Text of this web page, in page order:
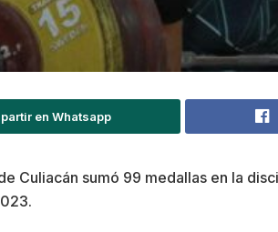
en Whatsapp
Culiacán sumó 99 medallas en la